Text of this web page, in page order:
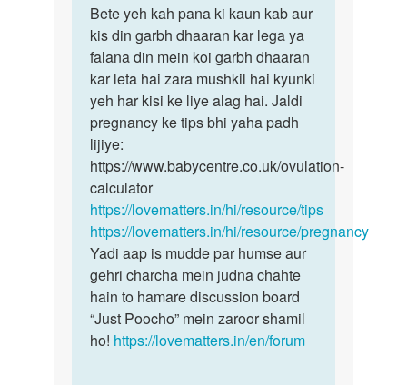
to
Date
ki
kithe
din
bd
kre…
by
अज्ञात
Bete
yeh
kah
pana
ki
kaun…
Bete yeh kah pana ki kaun kab aur
kis din garbh dhaaran kar lega ya
falana din mein koi garbh dhaaran
kar leta hai zara mushkil hai kyunki
yeh har kisi ke liye alag hai. Jaldi
pregnancy ke tips bhi yaha padh
lijiye:
https://www.babycentre.co.uk/ovulation-
calculator
https://lovematters.in/hi/resource/tips
https://lovematters.in/hi/resource/pregnancy
Yadi aap is mudde par humse aur
gehri charcha mein judna chahte
hain to hamare discussion board
“Just Poocho” mein zaroor shamil
ho! https://lovematters.in/en/forum